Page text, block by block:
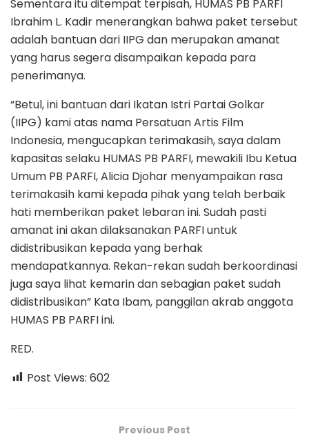
Sementara itu ditempat terpisah, HUMAS PB PARFI
Ibrahim L. Kadir menerangkan bahwa paket tersebut
adalah bantuan dari IIPG dan merupakan amanat
yang harus segera disampaikan kepada para
penerimanya.
“Betul, ini bantuan dari Ikatan Istri Partai Golkar
(IIPG) kami atas nama Persatuan Artis Film
Indonesia, mengucapkan terimakasih, saya dalam
kapasitas selaku HUMAS PB PARFI, mewakili Ibu Ketua
Umum PB PARFI, Alicia Djohar menyampaikan rasa
terimakasih kami kepada pihak yang telah berbaik
hati memberikan paket lebaran ini. Sudah pasti
amanat ini akan dilaksanakan PARFI untuk
didistribusikan kepada yang berhak
mendapatkannya. Rekan-rekan sudah berkoordinasi
juga saya lihat kemarin dan sebagian paket sudah
didistribusikan” Kata Ibam, panggilan akrab anggota
HUMAS PB PARFI ini.
RED.
Post Views: 602
Previous Post